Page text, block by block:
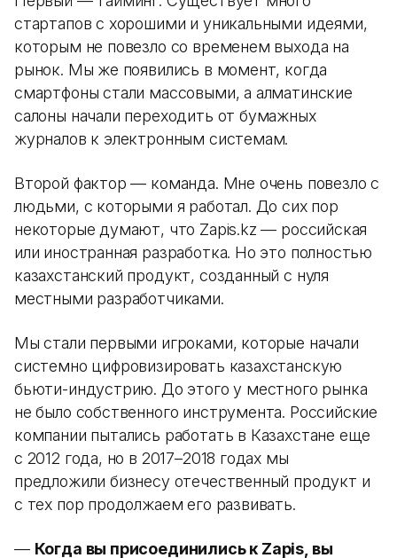
стартапов с хорошими и уникальными идеями,
которым не повезло со временем выхода на
рынок. Мы же появились в момент, когда
смартфоны стали массовыми, а алматинские
салоны начали переходить от бумажных
журналов к электронным системам.
Второй фактор — команда. Мне очень повезло с
людьми, с которыми я работал. До сих пор
некоторые думают, что Zapis.kz — российская
или иностранная разработка. Но это полностью
казахстанский продукт, созданный с нуля
местными разработчиками.
Мы стали первыми игроками, которые начали
системно цифровизировать казахстанскую
бьюти-индустрию. До этого у местного рынка
не было собственного инструмента. Российские
компании пытались работать в Казахстане еще
с 2012 года, но в 2017–2018 годах мы
предложили бизнесу отечественный продукт и
с тех пор продолжаем его развивать.
— Когда вы присоединились к Zapis, вы